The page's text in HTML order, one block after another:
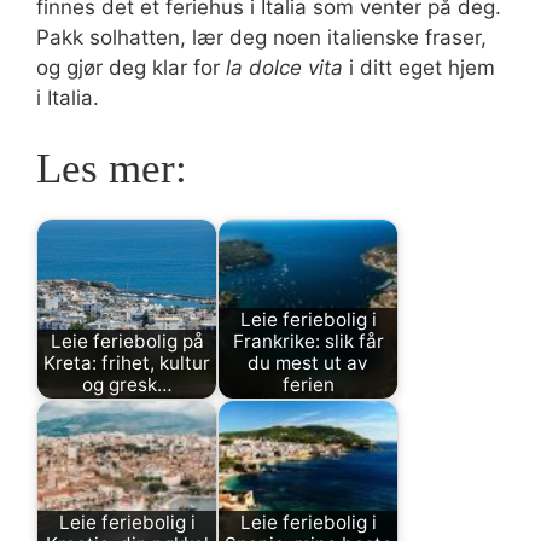
finnes det et feriehus i Italia som venter på deg.
Pakk solhatten, lær deg noen italienske fraser,
og gjør deg klar for la dolce vita i ditt eget hjem
i Italia.
Les mer:
Leie feriebolig på
Kreta: frihet, kultur
og gresk…
Leie feriebolig i
Frankrike: slik får
du mest ut av
ferien
Leie feriebolig i
Leie feriebolig i